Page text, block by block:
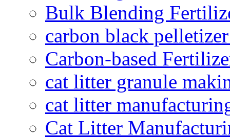
Bulk Blending
carbon black
Carbon-based
cat litter granule
cat litter
Cat Litter